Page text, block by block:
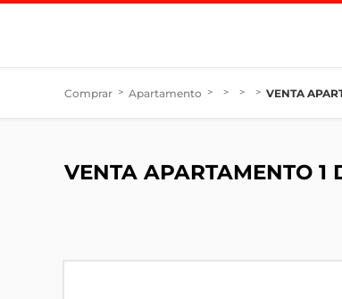
Comprar > Apartamento > > > > VENTA
VENTA APARTAMENTO 1